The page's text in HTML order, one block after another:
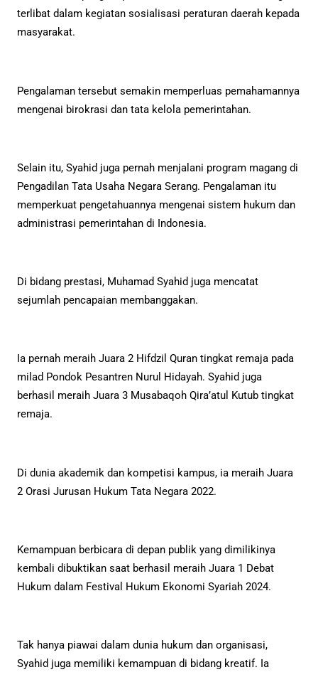
terlibat dalam kegiatan sosialisasi peraturan daerah kepada
masyarakat.
Pengalaman tersebut semakin memperluas pemahamannya
mengenai birokrasi dan tata kelola pemerintahan.
Selain itu, Syahid juga pernah menjalani program magang di
Pengadilan Tata Usaha Negara Serang. Pengalaman itu
memperkuat pengetahuannya mengenai sistem hukum dan
administrasi pemerintahan di Indonesia.
Di bidang prestasi, Muhamad Syahid juga mencatat
sejumlah pencapaian membanggakan.
Ia pernah meraih Juara 2 Hifdzil Quran tingkat remaja pada
milad Pondok Pesantren Nurul Hidayah. Syahid juga
berhasil meraih Juara 3 Musabaqoh Qira’atul Kutub tingkat
remaja.
Di dunia akademik dan kompetisi kampus, ia meraih Juara
2 Orasi Jurusan Hukum Tata Negara 2022.
Kemampuan berbicara di depan publik yang dimilikinya
kembali dibuktikan saat berhasil meraih Juara 1 Debat
Hukum dalam Festival Hukum Ekonomi Syariah 2024.
Tak hanya piawai dalam dunia hukum dan organisasi,
Syahid juga memiliki kemampuan di bidang kreatif. Ia